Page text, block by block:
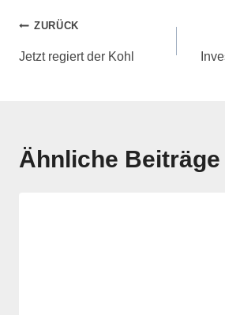
ZURÜCK
Jetzt regiert der Kohl
Ähnliche Beiträge